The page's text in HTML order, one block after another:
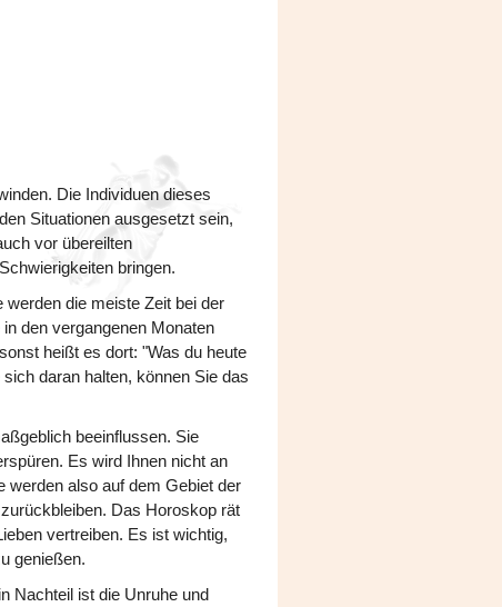
Die Individuen dieses
Situationen ausgesetzt sein,
vor übereilten
bringen.
die meiste Zeit bei der
den vergangenen Monaten
heißt es dort: "Was du heute
daran halten, können Sie das
beeinflussen. Sie
Es wird Ihnen nicht an
werden also auf dem Gebiet der
Das Horoskop rät
vertreiben. Es ist wichtig,
genießen.
Nachteil ist die Unruhe und